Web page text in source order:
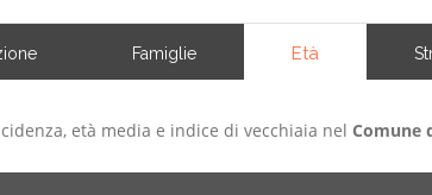
Famiglie Età
età media e indice di vecchiaia nel Comune